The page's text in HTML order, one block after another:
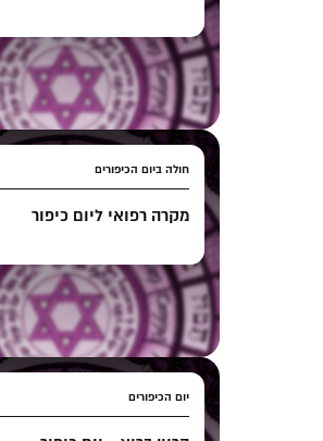
חולה ביום הכיפורים
מקרה רפואי ליום כיפור
יום הכיפורים